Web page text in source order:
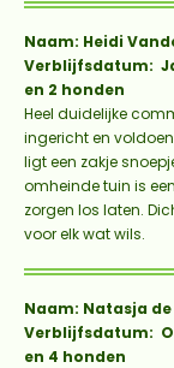
Naam: Heidi
Verblijfsdatum:
en 2 honden
Heel duidelijke
ingericht en
ligt een zakje
omheinde tuin is
zorgen los laten.
voor elk wat wils.
Naam: Natasja de
Verblijfsdatum:
en 4 honden